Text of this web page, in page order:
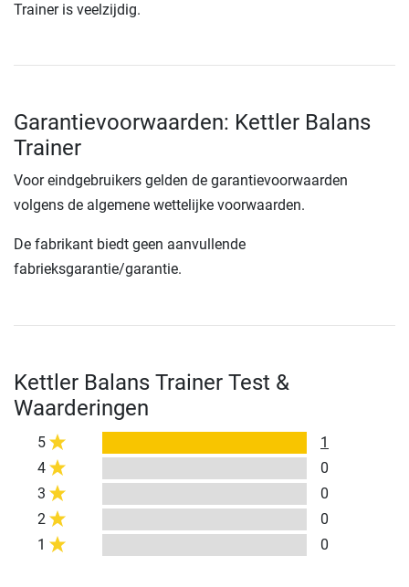
Trainer is veelzijdig.
Garantievoorwaarden: Kettler Balans
Trainer
Voor eindgebruikers gelden de garantievoorwaarden
volgens de algemene wettelijke voorwaarden.
De fabrikant biedt geen aanvullende
fabrieksgarantie/garantie.
Kettler Balans Trainer Test &
Waarderingen
5
1
4
0
3
0
2
0
1
0